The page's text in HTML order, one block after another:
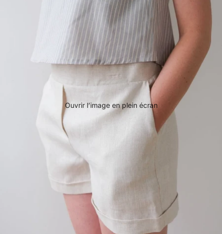
Ouvrir l’image en plein écran